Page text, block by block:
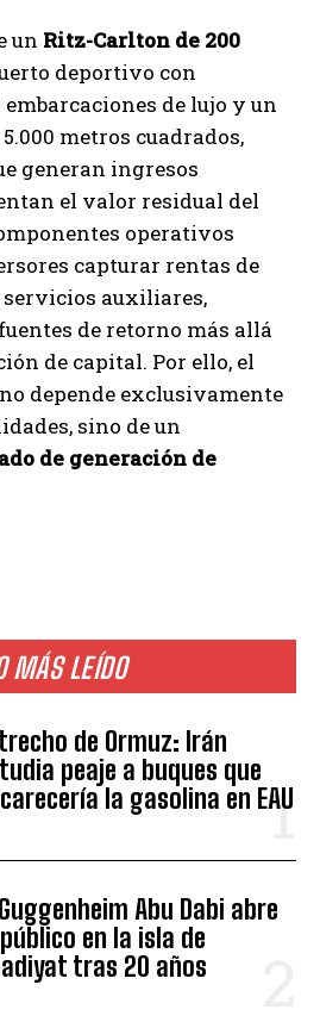
MÁS LEÍDO
de Ormuz: Irán
peaje a buques que
la gasolina en EAU
Abu Dabi abre
en la isla de
tras 20 años
un Ritz-Carlton de 200
deportivo con
embarcaciones de lujo y un
metros cuadrados,
generan ingresos
el valor residual del
operativos
capturar rentas de
auxiliares,
de retorno más allá
de capital. Por ello, el
depende exclusivamente
sino de un
de generación de